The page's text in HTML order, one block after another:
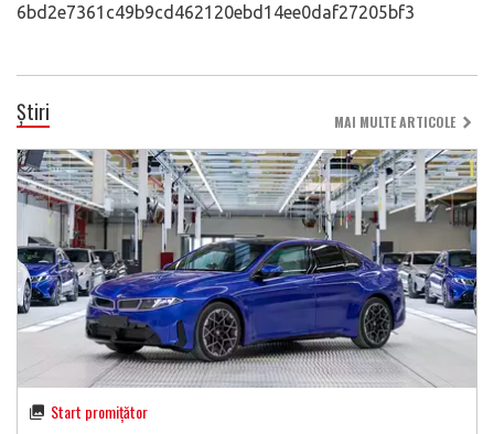
6bd2e7361c49b9cd462120ebd14ee0daf27205bf3
Știri MAI MULTE ARTICOLE
Start promițător